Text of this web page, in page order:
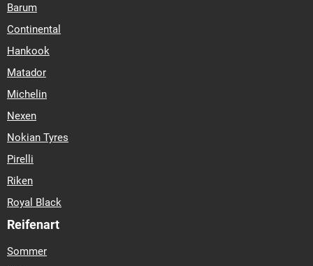
Barum
Continental
Hankook
Matador
Michelin
Nexen
Nokian Tyres
Pirelli
Riken
Royal Black
Reifenart
Sommer